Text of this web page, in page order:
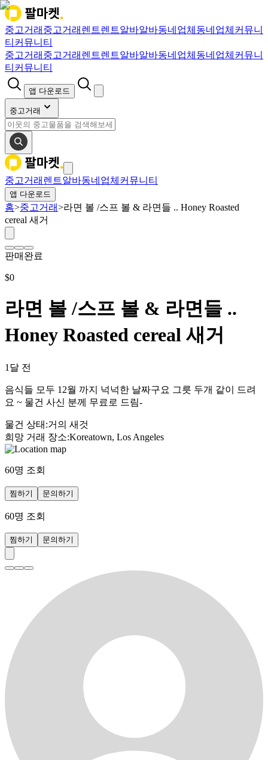
중고거래 중고거래 렌트렌트알바알바동네업체 동네업체 커뮤니
티 커뮤니티
중고거래 중고거래 렌트렌트알바알바동네업체 동네업체 커뮤니
티 커뮤니티
앱 다운로드
중고거래
중고거래 렌트알바동네업체 커뮤니티
앱 다운로드
홈>중고거래>라면 볼 /스프 볼 & 라면들 .. Honey Roasted
cereal 새거
판매완료
$0
라면 볼 /스프 볼 & 라면들 ..
Honey Roasted cereal 새거
1달 전
음식들 모두 12월 까지 넉넉한 날짜구요 그릇 두개 같이 드려
요 ~ 물건 사신 분께 무료로 드림-
물건 상태 :거의 새것
희망 거래 장소:Koreatown, Los Angeles
60명 조회
찜하기 문의하기
60명 조회
찜하기 문의하기